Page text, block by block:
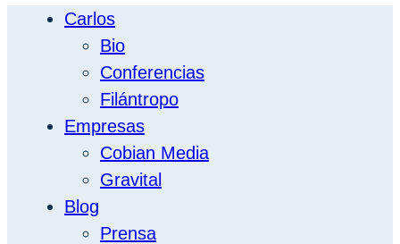
Carlos
Bio
Conferencias
Filántropo
Empresas
Cobian Media
Gravital
Blog
Prensa